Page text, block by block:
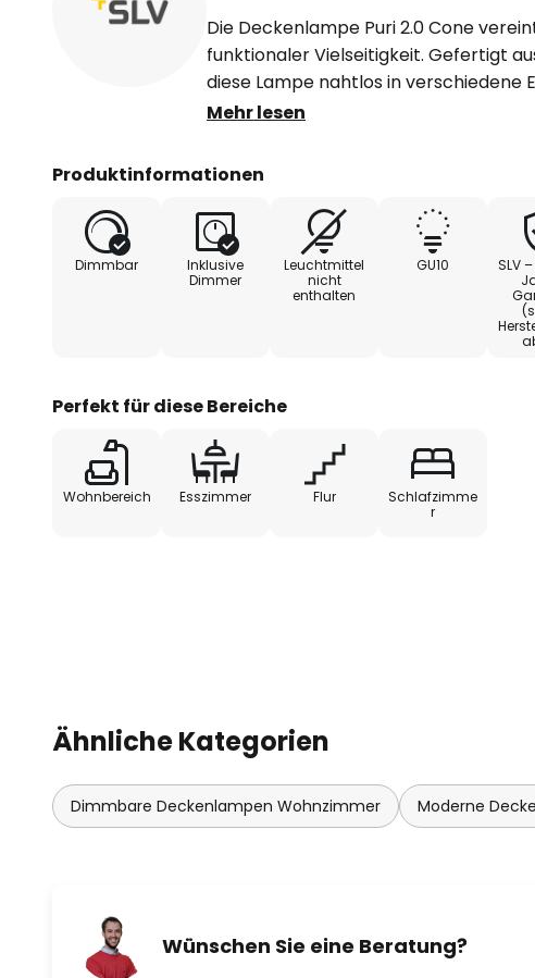
Die Deckenlampe Puri 2.0 Cone
funktionaler Vielseitigkeit. Gefertigt
diese Lampe nahtlos in verschiedene
einem Durchmesser von 5 cm bietet
Esszimmer sowie Flurbereiche und
stilvollen Element in jedem Raum.
- extern dimmbar
Mehr lesen
Produktinformationen
Dimmbar
Inklusive
Dimmer
Leuchtmittel
nicht
enthalten
GU10
SLV
Perfekt für diese Bereiche
Wohnbereich Esszimmer Flur
Schlafzimme
r
Ähnliche Kategorien
Dimmbare Deckenlampen Wohnzimmer Moderne
Wünschen Sie eine Beratung?